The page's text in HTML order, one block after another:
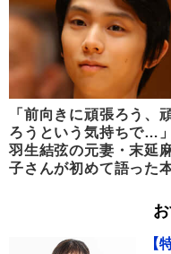
「前向きに頑張ろう、
ろうという気持ちで…
羽生結弦の元妻・末延
子さんが初めて語った
【